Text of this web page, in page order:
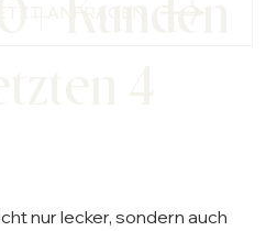
nur lecker, sondern auch